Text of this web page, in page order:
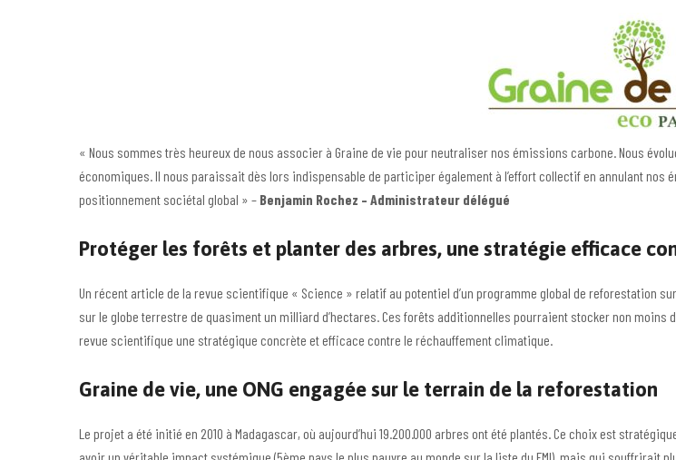
« Nous sommes très heureux de nous associer à Graine de vie pour neutraliser nos émissions carbone. Nous
économiques. Il nous paraissait dès lors indispensable de participer également à l’effort collectif en annulant
positionnement sociétal global » – Benjamin Rochez – Administrateur délégué
Protéger les forêts et planter des arbres, une stratégie efficace
Un récent article de la revue scientifique « Science » relatif au potentiel d’un programme global de reforestation
sur le globe terrestre de quasiment un milliard d’hectares. Ces forêts additionnelles pourraient stocker non moins
revue scientifique une stratégique concrète et efficace contre le réchauffement climatique.
Graine de vie, une ONG engagée sur le terrain de la reforestation
Le projet a été initié en 2010 à Madagascar, où aujourd’hui 19.200.000 arbres ont été plantés. Ce choix est